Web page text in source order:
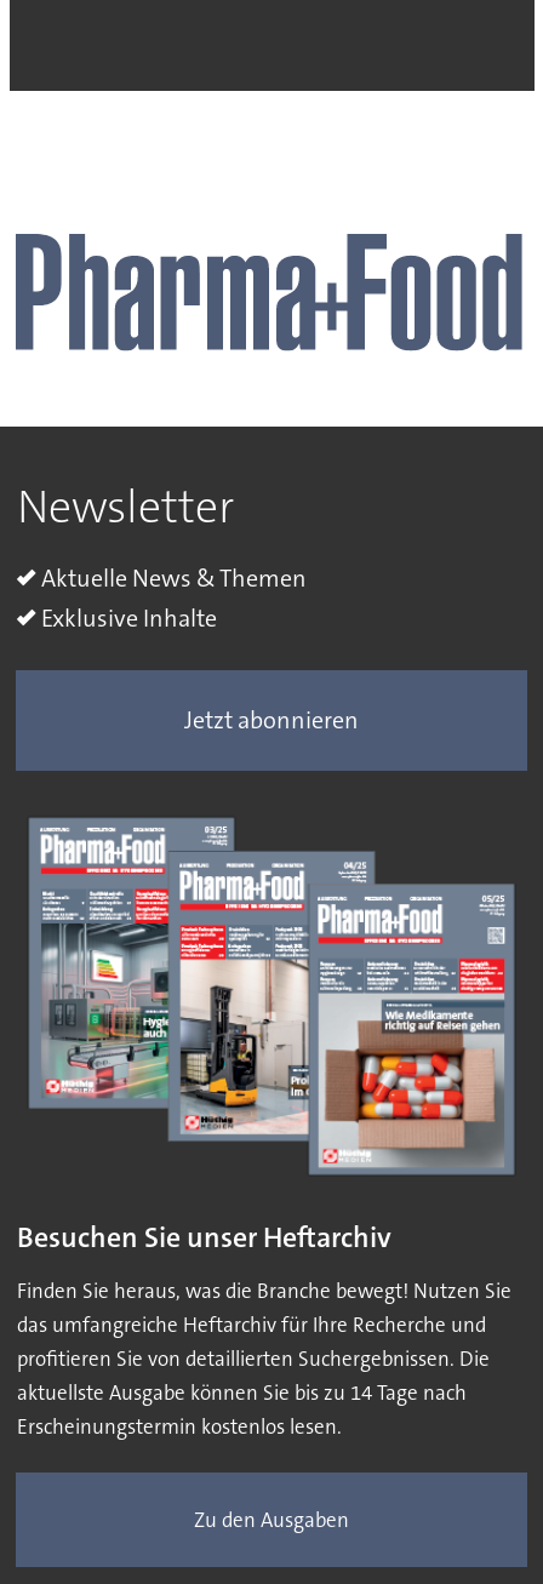
Newsletter
Aktuelle News & Themen
Exklusive Inhalte
Jetzt abonnieren
Besuchen Sie unser Heftarchiv
Finden Sie heraus, was die Branche bewegt! Nutzen Sie
das umfangreiche Heftarchiv für Ihre Recherche und
profitieren Sie von detaillierten Suchergebnissen. Die
aktuellste Ausgabe können Sie bis zu 14 Tage nach
Erscheinungstermin kostenlos lesen.
Zu den Ausgaben